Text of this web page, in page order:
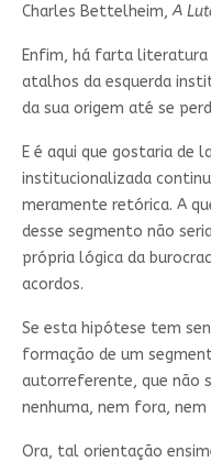
Charles Bettelheim,A
Enfim, há farta literatura
atalhos da esquerda
da sua origem até se
E é aqui que gostaria de
institucionalizada
meramente retórica. A
desse segmento não
própria lógica da
acordos.
Se esta hipótese tem
formação de um
autorreferente, que não
nenhuma, nem fora, nem
Ora, tal orientação